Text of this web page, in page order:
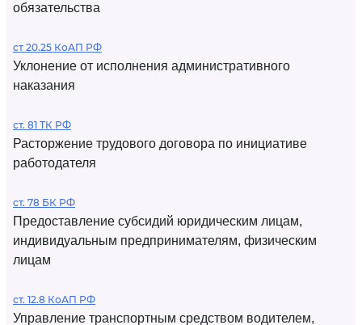
обязательства
ст 20.25 КоАП РФ
Уклонение от исполнения административного
наказания
ст. 81 ТК РФ
Расторжение трудового договора по инициативе
работодателя
ст. 78 БК РФ
Предоставление субсидий юридическим лицам,
индивидуальным предпринимателям, физическим
лицам
ст. 12.8 КоАП РФ
Управление транспортным средством водителем,